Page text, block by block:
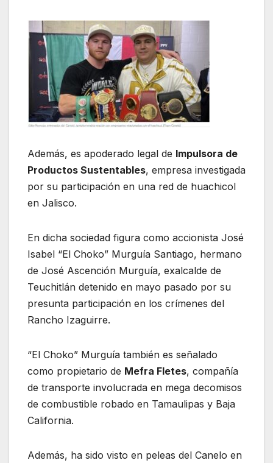
Además, es apoderado legal de Impulsora de
Productos Sustentables, empresa investigada
por su participación en una red de huachicol
en Jalisco.
En dicha sociedad figura como accionista José
Isabel “El Choko” Murguía Santiago, hermano
de José Ascención Murguía, exalcalde de
Teuchitlán detenido en mayo pasado por su
presunta participación en los crímenes del
Rancho Izaguirre.
“El Choko” Murguía también es señalado
como propietario de Mefra Fletes, compañía
de transporte involucrada en mega decomisos
de combustible robado en Tamaulipas y Baja
California.
Además, ha sido visto en peleas del Canelo en